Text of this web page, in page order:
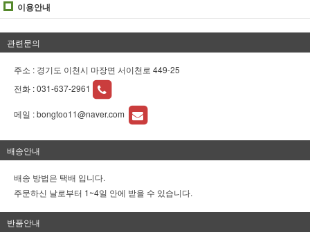
이용안내
관련문의
주소 : 경기도 이천시 마장면 서이천로 449-25
전화 :031-637-2961
메일 :bongtoo11@naver.com
배송안내
배송 방법은 택배 입니다.
주문하신 날로부터 1~4일 안에 받을 수 있습니다.
반품안내